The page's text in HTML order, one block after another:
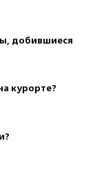
добившиеся
курорте?